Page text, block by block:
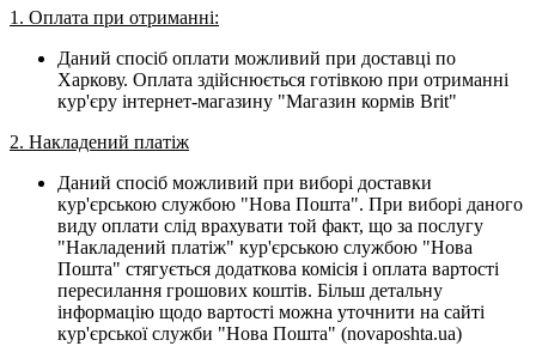
1. Оплата при отриманні:
Даний спосіб оплати можливий при доставці по
Харкову. Оплата здійснюється готівкою при отриманні
кур'єру інтернет-магазину "Магазин кормів Brit"
2. Накладений платіж
Даний спосіб можливий при виборі доставки
кур'єрською службою "Нова Пошта". При виборі даного
виду оплати слід врахувати той факт, що за послугу
"Накладений платіж" кур'єрською службою "Нова
Пошта" стягується додаткова комісія і оплата вартості
пересилання грошових коштів. Більш детальну
інформацію щодо вартості можна уточнити на сайті
кур'єрської служби "Нова Пошта" (novaposhta.ua)